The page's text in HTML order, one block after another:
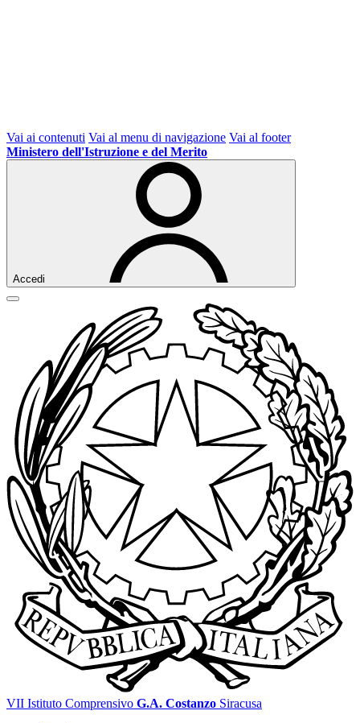
Vai ai contenuti Vai al menu di navigazione Vai al footer
Ministero dell'Istruzione e del Merito
Accedi
VII Istituto Comprensivo G.A. Costanzo Siracusa